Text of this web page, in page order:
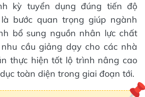
kỳ tuyển dụng đúng tiến độ
bước quan trọng giúp ngành
bổ sung nguồn nhân lực chất
cầu giảng dạy cho các nhà
thực hiện tốt lộ trình nâng cao
toàn diện trong giai đoạn tới.